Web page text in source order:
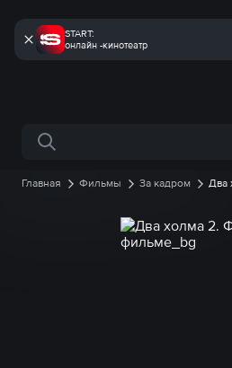
START:
онлайн -кинотеатр
Поиск по сайту
Главная Фильмы За кадром
Два